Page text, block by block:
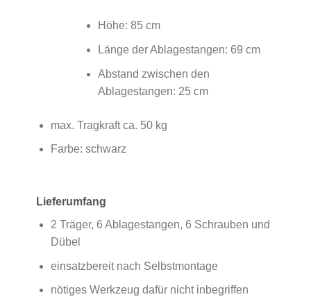
Höhe: 85 cm
Länge der Ablagestangen: 69 cm
Abstand zwischen den
Ablagestangen: 25 cm
max. Tragkraft ca. 50 kg
Farbe: schwarz
Lieferumfang
2 Träger, 6 Ablagestangen, 6 Schrauben und
Dübel
einsatzbereit nach Selbstmontage
nötiges Werkzeug dafür nicht inbegriffen